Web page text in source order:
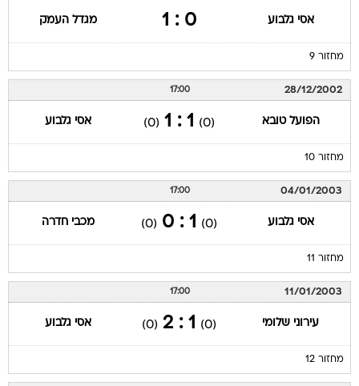
אסי גלבוע 0 : 1 מגדל העמק
מחזור 9
28/12/2002
17:00
הפועל טובא (0)
1 : 1
(0) אסי גלבוע
מחזור 10
04/01/2003
17:00
אסי גלבוע (0)
1 : 0
(0) מכבי חדרה
מחזור 11
11/01/2003
17:00
עירוני שלומי (0)
1 : 2
(0) אסי גלבוע
מחזור 12